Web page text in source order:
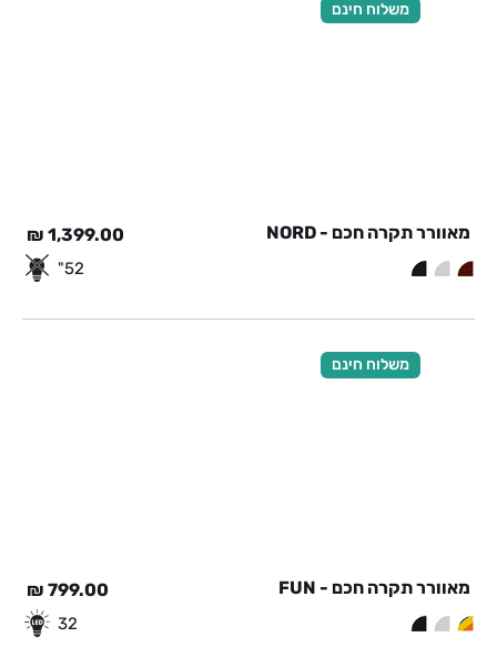
משלוח חינם
מאוורר תקרה חכם - NORD 1,399.00
₪
52"
משלוח חינם
מאוורר תקרה חכם - FUN 799.00
₪
32